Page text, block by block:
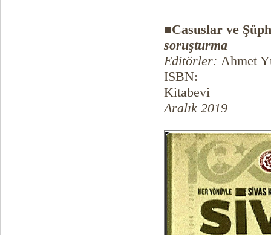
■Casuslar ve
soruşturma
Editörler: Ahmet
ISBN:
Kitabevi
Aralık 2019